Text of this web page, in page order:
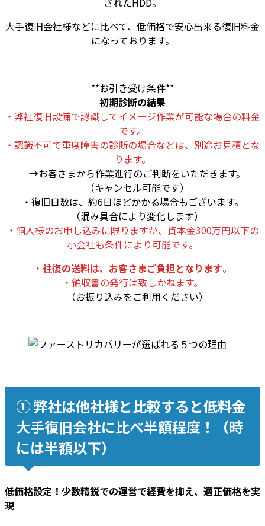
大手復旧会社様などに比べて、低価格で安心出来る復旧料金
になっております。
**お引き受け条件**
初期診断の結果
・弊社復旧設備で認識してイメージ作業が可能な場合の料金
です。
・認識不可で重度障害の診断の場合などは、別途お見積とな
ります。
→お客さまから作業進行のご判断をいただきます。
（キャンセル可能です）
・復旧日数は、約6日ほどかかる場合もございます。
（混み具合により変化します）
・個人様のお申し込みに限りますが、資本金300万円以下の
小会社も条件により可能です。
・ 往復の送料は、お客さまご負担となります。
・領収書の発行は致しかねます。
（お振り込みをご利用ください）
➀ 弊社は他社様と比較すると低料金
大手復旧会社に比べ半額程度！（時
には半額以下）
低価格設定！少数精鋭での運営で経費を抑え、適正価格を実
現